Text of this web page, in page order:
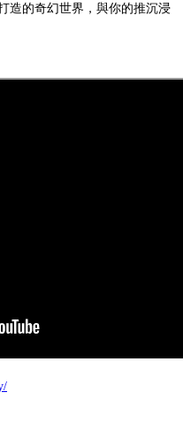
造的奇幻世界，與你的推沉浸